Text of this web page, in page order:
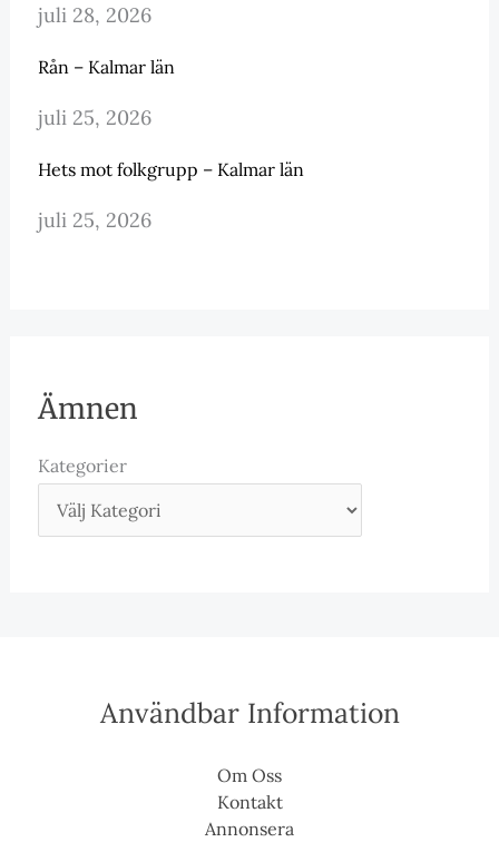
juli 28, 2026
Rån – Kalmar län
juli 25, 2026
Hets mot folkgrupp – Kalmar län
juli 25, 2026
Ämnen
Kategorier
Användbar Information
Om Oss
Kontakt
Annonsera